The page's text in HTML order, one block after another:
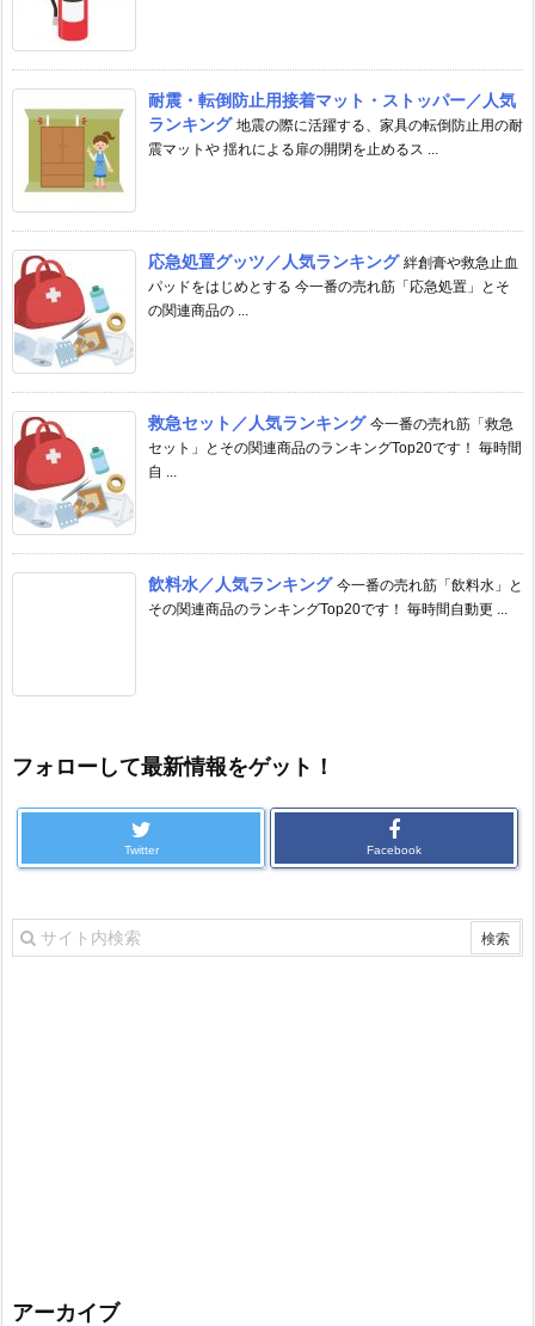
耐震・転倒防止用接着マット・ストッパー／人気
ランキング 地震の際に活躍する、家具の転倒防止用の耐
震マットや 揺れによる扉の開閉を止めるス ...
応急処置グッツ／人気ランキング 絆創膏や救急止血
パッドをはじめとする 今一番の売れ筋「応急処置」とそ
の関連商品の ...
救急セット／人気ランキング 今一番の売れ筋「救急
セット」とその関連商品のランキングTop20です！ 毎時間
自 ...
飲料水／人気ランキング 今一番の売れ筋「飲料水」と
その関連商品のランキングTop20です！ 毎時間自動更 ...
フォローして最新情報をゲット！
Twitter Facebook
アーカイブ